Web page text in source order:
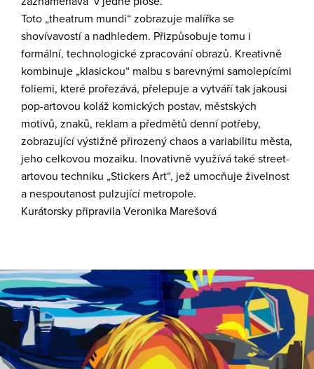
Toto „theatrum mundi“ zobrazuje malířka se
shovívavostí a nadhledem. Přizpůsobuje tomu i
formální, technologické zpracování obrazů. Kreativně
kombinuje „klasickou“ malbu s barevnými samolepícími
foliemi, které prořezává, přelepuje a vytváří tak jakousi
pop-artovou koláž komických postav, městských
motivů, znaků, reklam a předmětů denní potřeby,
zobrazující výstižně přirozený chaos a variabilitu města,
jeho celkovou mozaiku. Inovativně využívá také street-
artovou techniku „Stickers Art“, jež umocňuje živelnost
a nespoutanost pulzující metropole.
Kurátorsky připravila Veronika Marešová